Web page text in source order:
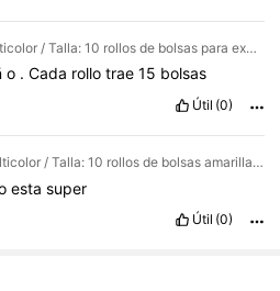
Color: Multicolor / Talla: 10 rollos de bolsas para excrementos de mascotas de varios colores.
o . Cada rollo trae 15 bolsas
Útil (0)
Color: Multicolor / Talla: 10 rollos de bolsas amarillas para excrementos de mascotas.
esta super
Útil (0)